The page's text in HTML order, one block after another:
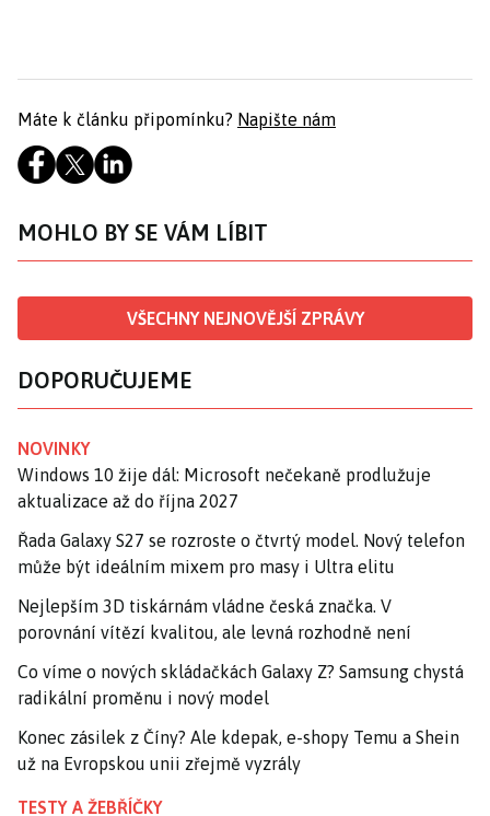
Máte k článku připomínku? Napište nám
MOHLO BY SE VÁM LÍBIT
VŠECHNY NEJNOVĚJŠÍ ZPRÁVY
DOPORUČUJEME
NOVINKY
Windows 10 žije dál: Microsoft nečekaně prodlužuje
aktualizace až do října 2027
Řada Galaxy S27 se rozroste o čtvrtý model. Nový telefon
může být ideálním mixem pro masy i Ultra elitu
Nejlepším 3D tiskárnám vládne česká značka. V
porovnání vítězí kvalitou, ale levná rozhodně není
Co víme o nových skládačkách Galaxy Z? Samsung chystá
radikální proměnu i nový model
Konec zásilek z Číny? Ale kdepak, e-shopy Temu a Shein
už na Evropskou unii zřejmě vyzrály
TESTY A ŽEBŘÍČKY